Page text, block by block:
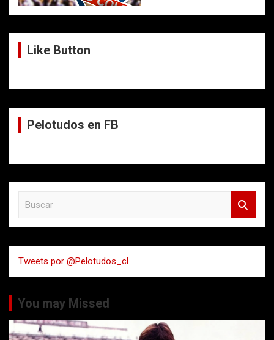
Like Button
Pelotudos en FB
a
r
Tweets por @Pelotudos_cl
You may Missed